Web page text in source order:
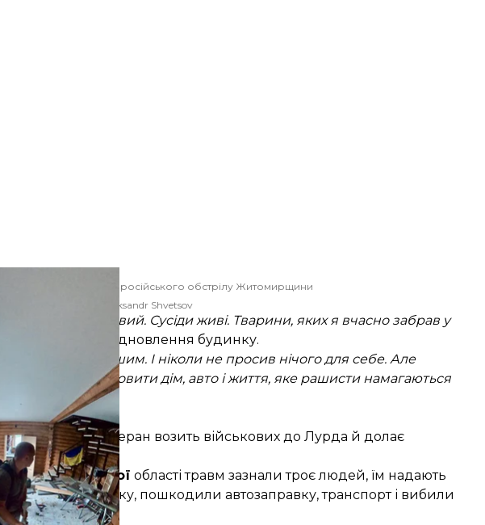
Шевцова після російського обстрілу Житомирщини
Facebook / Oleksandr Shvetsov
головне — я живий. Сусіди живі. Тварини, яких я вчасно забрав у
допомогу на відновлення будинку.
допомагав іншим. І ніколи не просив нічого для себе. Але
мені відновити дім, авто і життя, яке рашисти намагаються
Олександр.
як ветеран возить військових до Лурда й долає
Хмельницької області травм зазнали троє людей, їм надають
швейну фабрику, пошкодили автозаправку, транспорт і вибили